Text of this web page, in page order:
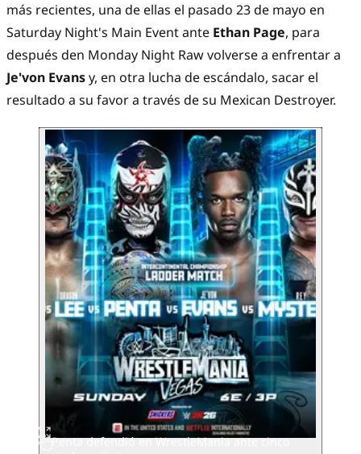
más recientes, una de ellas el pasado 23 de mayo en
Saturday Night's Main Event ante Ethan Page, para
después den Monday Night Raw volverse a enfrentar a
Je'von Evansy, en otra lucha de escándalo, sacar el
resultado a su favor a través de su Mexican Destroyer.
Penta defendió en WrestleMania ante cinco